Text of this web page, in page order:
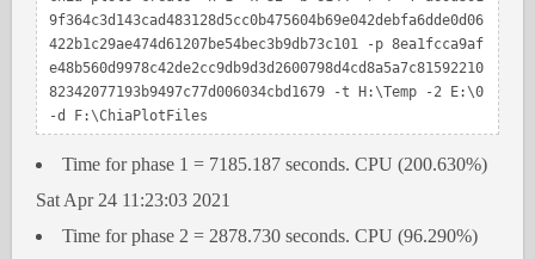
9f364c3d143cad483128d5cc0b475604b69e042debfa6dde0d06
422b1c29ae474d61207be54bec3b9db73c101 -p 8ea1fcca9af
e48b560d9978c42de2cc9db9d3d2600798d4cd8a5a7c81592210
82342077193b9497c77d006034cbd1679 -t H:\Temp -2 E:\0
-d F:\ChiaPlotFiles
Time for phase 1 = 7185.187 seconds. CPU (200.630%)
Sat Apr 24 11:23:03 2021
Time for phase 2 = 2878.730 seconds. CPU (96.290%)